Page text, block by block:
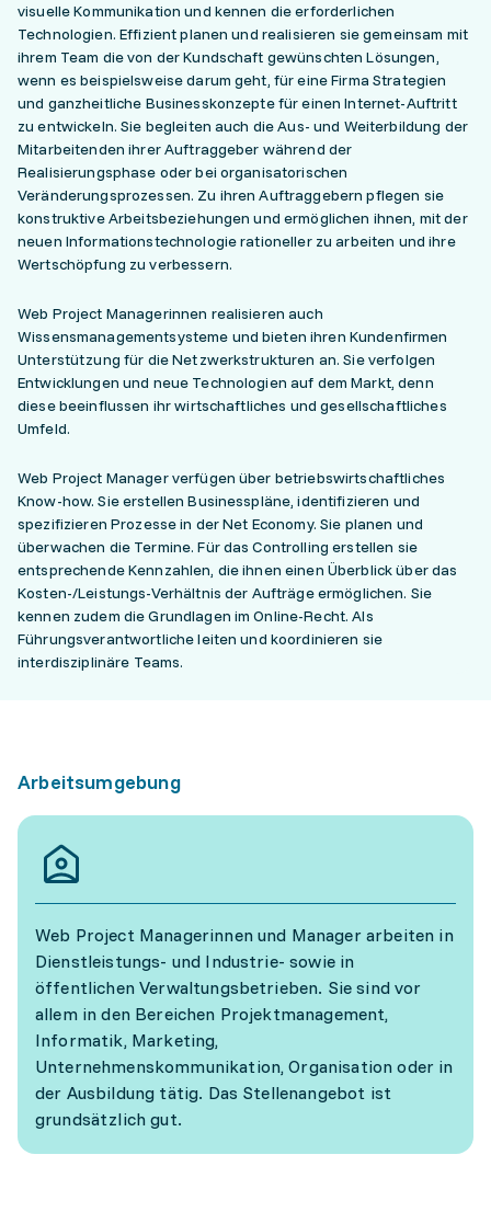
visuelle Kommunikation und kennen die erforderlichen
Technologien. Effizient planen und realisieren sie gemeinsam mit
ihrem Team die von der Kundschaft gewünschten Lösungen,
wenn es beispielsweise darum geht, für eine Firma Strategien
und ganzheitliche Businesskonzepte für einen Internet-Auftritt
zu entwickeln. Sie begleiten auch die Aus- und Weiterbildung der
Mitarbeitenden ihrer Auftraggeber während der
Realisierungsphase oder bei organisatorischen
Veränderungsprozessen. Zu ihren Auftraggebern pflegen sie
konstruktive Arbeitsbe­ziehungen und ermöglichen ihnen, mit der
neuen Informationstechnologie rationeller zu arbeiten und ihre
Wertschöpfung zu verbessern.
Web Project Managerinnen realisieren auch
Wissensmanagementsysteme und bieten ihren Kundenfirmen
Unterstützung für die Netzwerkstrukturen an. Sie verfolgen
Entwicklungen und neue Technologien auf dem Markt, denn
diese beeinflussen ihr wirtschaftliches und gesellschaftliches
Umfeld.
Web Project Manager verfügen über betriebswirtschaftliches
Know-how. Sie erstellen Businesspläne, identifizieren und
spezifizieren Prozesse in der Net Economy. Sie planen und
überwachen die Termine. Für das Controlling erstellen sie
entsprechende Kennzahlen, die ihnen einen Überblick über das
Kosten-/Leistungs-Verhältnis der Aufträge ermöglichen. Sie
kennen zudem die Grundlagen im Online-Recht. Als
Führungsverantwortliche leiten und koordinieren sie
interdisziplinäre Teams.
Arbeitsumgebung
Web Project Managerinnen und Manager arbeiten in
Dienstleistungs- und Industrie- sowie in
öffentlichen Verwaltungsbetrieben. Sie sind vor
allem in den Bereichen Projektmanagement,
Informatik, Marketing,
Unternehmenskommunikation, Organisation oder in
der Ausbildung tätig. Das Stellenangebot ist
grundsätzlich gut.